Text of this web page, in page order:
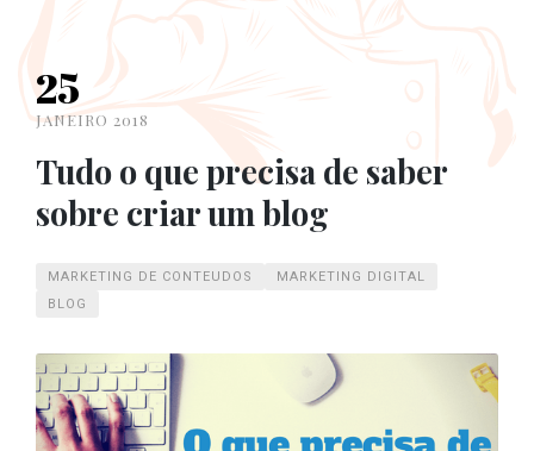
25
JANEIRO 2018
Tudo o que precisa de saber
sobre criar um blog
MARKETING DE CONTEUDOS
MARKETING DIGITAL
BLOG